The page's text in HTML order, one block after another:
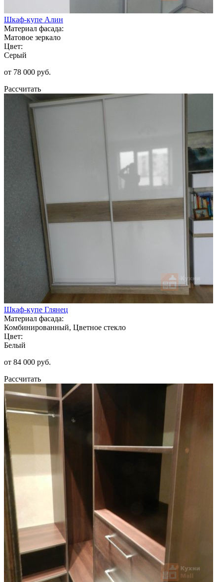
Шкаф-купе Алин
Материал фасада:
Матовое зеркало
Цвет:
Серый
от 78 000 руб.
Рассчитать
Шкаф-купе Глянец
Материал фасада:
Комбинированный, Цветное стекло
Цвет:
Белый
от 84 000 руб.
Рассчитать